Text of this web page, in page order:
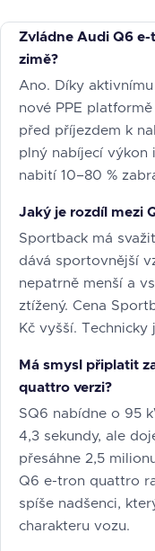
Zvládne Audi Q6
zimě?
Ano. Díky
nové PPE
před příjezdem k
plný nabíjecí výkon
nabití 10–80 %
Jaký je rozdíl mezi
Sportback má
dává sportovnější
nepatrně menší a
ztížený. Cena
Kč vyšší.
Má smysl připlatit
quattro verzi?
SQ6 nabídne o 95
4,3 sekundy, ale
přesáhne 2,5
Q6 e-tron quattro
spíše nadšenci,
charakteru vozu.